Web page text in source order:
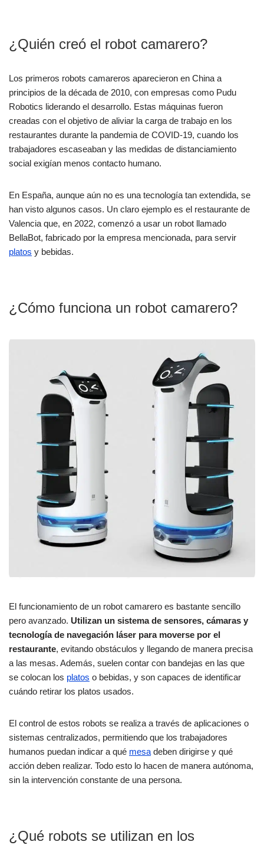
¿Quién creó el robot camarero?
Los primeros robots camareros aparecieron en China a
principios de la década de 2010, con empresas como Pudu
Robotics liderando el desarrollo. Estas máquinas fueron
creadas con el objetivo de aliviar la carga de trabajo en los
restaurantes durante la pandemia de COVID-19, cuando los
trabajadores escaseaban y las medidas de distanciamiento
social exigían menos contacto humano.
En España, aunque aún no es una tecnología tan extendida, se
han visto algunos casos. Un claro ejemplo es el restaurante de
Valencia que, en 2022, comenzó a usar un robot llamado
BellaBot, fabricado por la empresa mencionada, para servir
platos y bebidas.
¿Cómo funciona un robot camarero?
El funcionamiento de un robot camarero es bastante sencillo
pero avanzado. Utilizan un sistema de sensores, cámaras y
tecnología de navegación láser para moverse por el
restaurante, evitando obstáculos y llegando de manera precisa
a las mesas. Además, suelen contar con bandejas en las que
se colocan los platos o bebidas, y son capaces de identificar
cuándo retirar los platos usados.
El control de estos robots se realiza a través de aplicaciones o
sistemas centralizados, permitiendo que los trabajadores
humanos puedan indicar a qué mesa deben dirigirse y qué
acción deben realizar. Todo esto lo hacen de manera autónoma,
sin la intervención constante de una persona.
¿Qué robots se utilizan en los